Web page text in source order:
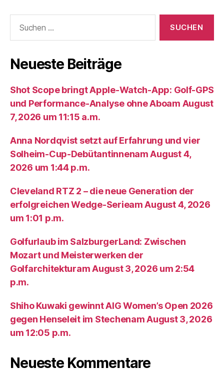
nach:
Neueste Beiträge
Shot Scope bringt Apple-Watch-App: Golf-GPS
und Performance-Analyse ohne Aboam August
7, 2026 um 11:15 a.m.
Anna Nordqvist setzt auf Erfahrung und vier
Solheim-Cup-Debütantinnenam August 4,
2026 um 1:44 p.m.
Cleveland RTZ 2 – die neue Generation der
erfolgreichen Wedge-Serieam August 4, 2026
um 1:01 p.m.
Golfurlaub im SalzburgerLand: Zwischen
Mozart und Meisterwerken der
Golfarchitekturam August 3, 2026 um 2:54
p.m.
Shiho Kuwaki gewinnt AIG Women’s Open 2026
gegen Henseleit im Stechenam August 3, 2026
um 12:05 p.m.
Neueste Kommentare